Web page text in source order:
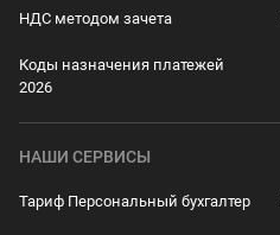
НДС методом зачета
Коды назначения платежей
2026
НАШИ СЕРВИСЫ
Тариф Персональный бухгалтер